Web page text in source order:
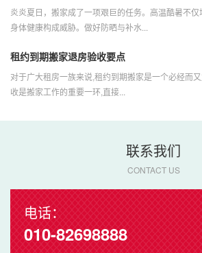
炎炎夏日，搬家成了一项艰巨的任务。高温酷暑不
身体健康构成威胁。做好防晒与补水...
租约到期搬家退房验收要点
对于广大租房一族来说,租约到期搬家是一个必经而
收是搬家工作的重要一环,直接...
联系我们
CONTACT US
电话：
010-82698888